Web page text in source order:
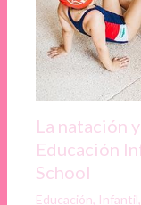
La natación
Educación
School
Educación, Infantil,